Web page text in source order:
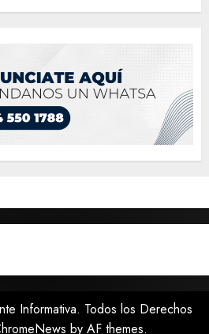
Informativa. Todos los Derechos
by AF themes.